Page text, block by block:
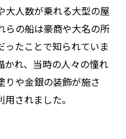
大人数が乗れる大型の屋
らの船は豪商や大名の所
ったことで知られていま
かれ、当時の人々の憧れ
りや金銀の装飾が施さ
されました。